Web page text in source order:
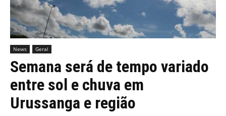
News Geral
Semana será de tempo variado
entre sol e chuva em
Urussanga e região